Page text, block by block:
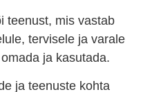
teenust, mis vastab
tervisele ja varale
ja kasutada.
ja teenuste kohta